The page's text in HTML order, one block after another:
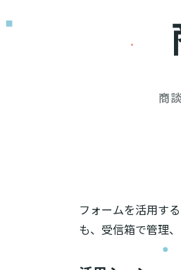
商
フォームを活用す
も、受信箱で管理